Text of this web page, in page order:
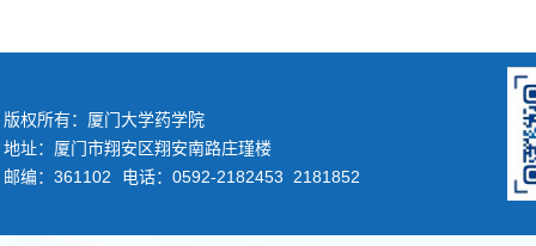
版权所有：厦门大学药学院
地址：厦门市翔安区翔安南路庄瑾楼
邮编：361102
电话：0592-2182453 2181852